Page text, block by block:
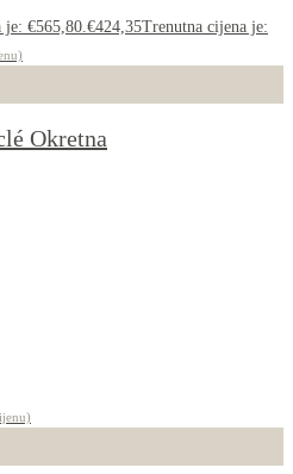
je: €565,80.€424,35Trenutna cijena je: